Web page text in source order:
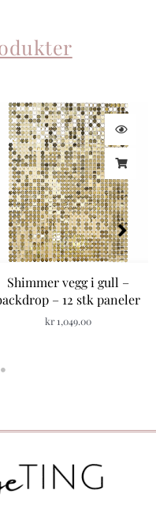
Shimmer vegg i gull –
– 12 stk paneler
kr1,049.00